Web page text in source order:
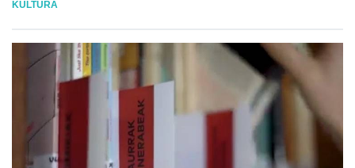
KULTURA